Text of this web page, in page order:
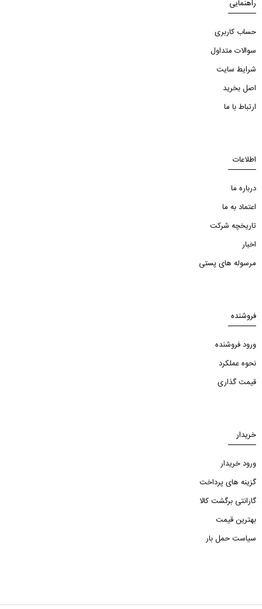
راهنمایی
حساب کاربری
سوالات متداول
شرایط سایت
اصل بخرید
ارتباط با ما
اطلاعات
درباره ما
اعتماد به ما
تاریخچه شرکت
اخبار
مرسوله های پستی
فروشنده
ورود فروشنده
نحوه عملکرد
قیمت گذاری
خریدار
ورود خریدار
گزینه های پرداخت
گارانتی برگشت کالا
بهترین قیمت
سیاست حمل بار